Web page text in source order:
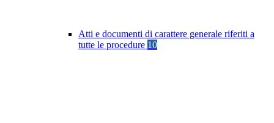
Atti e documenti di carattere generale riferiti a
tutte le procedure 10